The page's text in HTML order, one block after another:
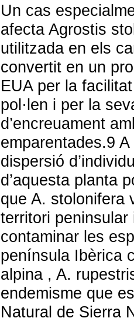
Un cas
afecta Agrostis
utilitzada en els
convertit en un
EUA per la
pol·len i per la
d’encreuament
emparentades.9
dispersió
d’aquesta planta
que A. stolonifera
territori peninsular
contaminar les
península Ibèrica
alpina , A.
endemisme que
Natural de Sierra